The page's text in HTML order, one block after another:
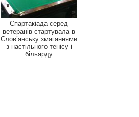
Спартакіада серед
ветеранів стартувала в
Слов’янську змаганнями
з настільного тенісу і
більярду